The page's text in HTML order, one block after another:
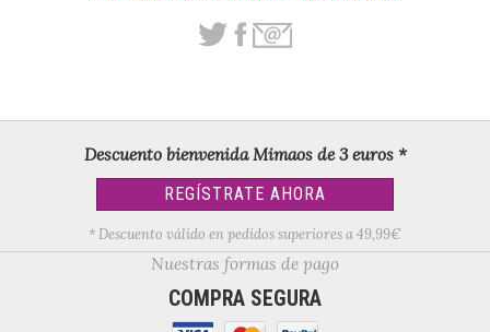
Descuento bienvenida Mimaos de 3 euros *
REGÍSTRATE AHORA
* Descuento válido en pedidos superiores a 49,99€
Nuestras formas de pago
COMPRA SEGURA